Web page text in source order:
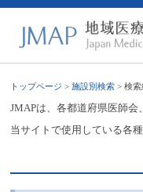
トップページ >施設別検索 > 検
JMAPは、各都道府県医師
当サイトで使用している各